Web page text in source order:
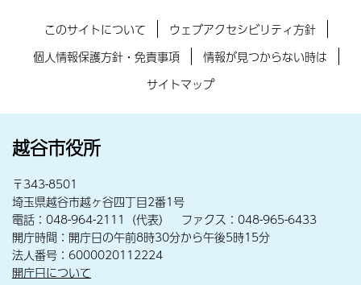
このサイトについて
ウェブアクセシビリティ方針
個人情報保護方針・免責事項
情報が見つからない時は
サイトマップ
越谷市役所
〒343-8501
埼玉県越谷市越ヶ谷四丁目2番1号
電話：048-964-2111（代表） ファクス：048-965-6433
開庁時間：開庁日の午前8時30分から午後5時15分
法人番号：6000020112224
開庁日について